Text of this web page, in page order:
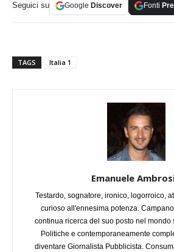
Seguici su Google Discover Fonti
TAGS Italia 1
Emanuele
Testardo, sognatore, ironico, logorroico,
curioso all'ennesima potenza.
continua ricerca del suo posto nel mondo
Politiche e contemporaneamente
diventare Giornalista Pubblicista.